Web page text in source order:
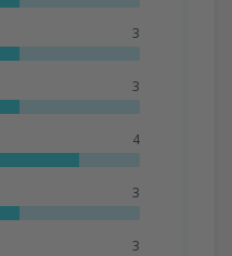
3
3
4
3
3